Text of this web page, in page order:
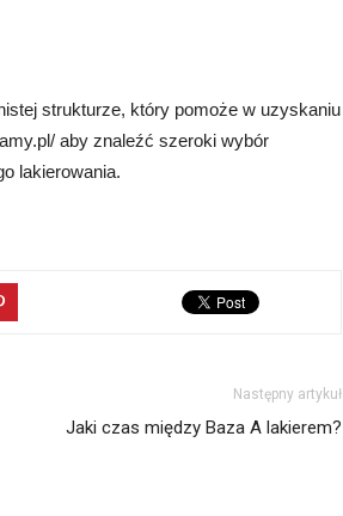
strukturze, który pomoże w uzyskaniu
aby znaleźć szeroki wybór
lakierowania.
Następny artykuł
Jaki czas między Baza A lakierem?